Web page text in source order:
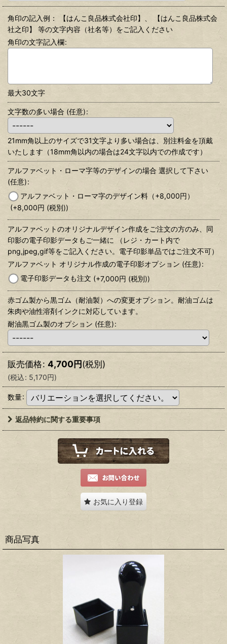
角印の記入例： 【はんこ良品株式会社印】、 【はんこ良品株式会
社之印】 等の文字内容（社名等）をご記入ください
角印の文字記入欄:
最大30文字
文字数の多い場合 (任意):
21mm角以上のサイズで31文字より多い場合は、別注料金を頂戴
いたします（18mm角以内の場合は24文字以内での作成です）
アルファベット・ローマ字等のデザインの場合 選択して下さい
(任意):
アルファベット・ローマ字のデザイン料（+8,000円）
(+8,000円 (税別))
アルファベットのオリジナルデザイン作成をご注文の方のみ、同
印影の電子印影データもご一緒に （レジ・カート内で
png,jpeg,gif等をご記入ください。電子印影単品ではご注文不可）
アルファベット オリジナル作成の電子印影オプション (任意):
電子印影データも注文 (+7,000円 (税別))
赤ゴム製から黒ゴム（耐油製）への変更オプション。耐油ゴムは
朱肉や油性溶剤インクに対応しています。
耐油黒ゴム製のオプション (任意):
販売価格: 4,700円(税別)
(税込: 5,170円)
数量:
返品特約に関する重要事項
お気に入り登録
商品写真